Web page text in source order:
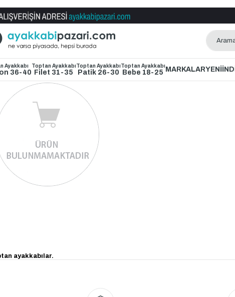
Ayakkabı
36-40
Toptan Ayakkabı
Filet 31-35
Toptan Ayakkabı
Patik 26-30
Toptan Ayakkabı
Bebe 18-25 MARKALARYENİ
ayakkabılar.